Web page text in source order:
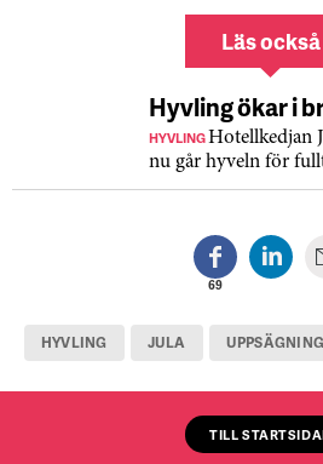
Läs också
Hyvling ökar i
HYVLINGHotellkedjan
nu går hyveln för
69
HYVLING JULA UPPSÄGNING
TILL